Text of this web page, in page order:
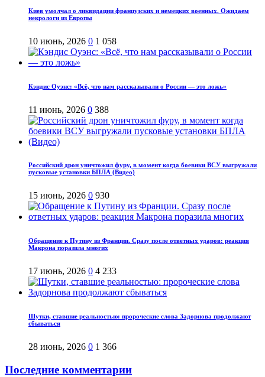
Киев умолчал о ликвидации французских и немецких военных. Ожидаем
некрологи из Европы
10 июнь, 2026 0 1 058
Кэндис Оуэнс: «Всё, что нам рассказывали о России — это ложь»
11 июнь, 2026 0 388
Российский дрон уничтожил фуру, в момент когда боевики ВСУ выгружали
пусковые установки БПЛА (Видео)
15 июнь, 2026 0 930
Обращение к Путину из Франции. Сразу после ответных ударов: реакция
Макрона поразила многих
17 июнь, 2026 0 4 233
Шутки, ставшие реальностью: пророческие слова Задорнова продолжают
сбываться
28 июнь, 2026 0 1 366
Последние комментарии